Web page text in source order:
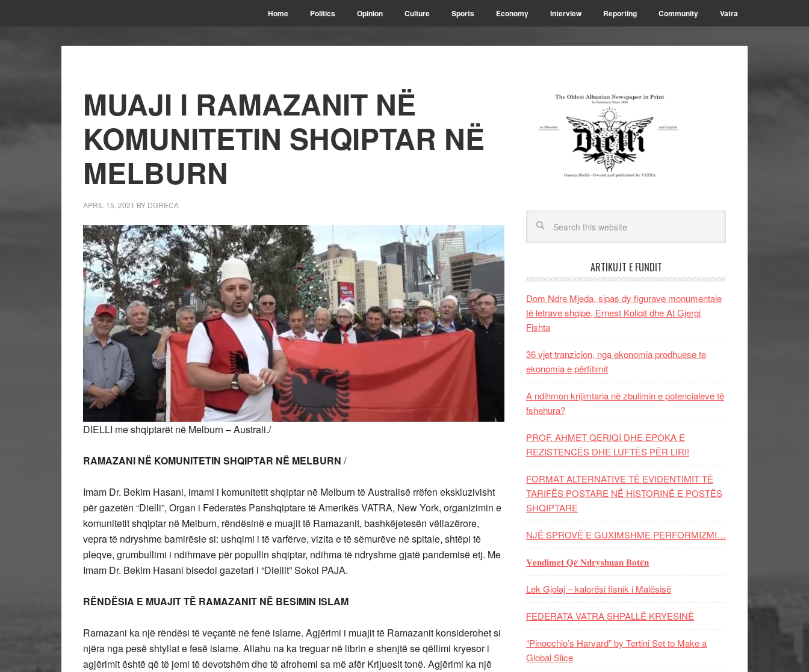
Home Politics Opinion Culture Sports Economy Interview Reporting Community Vatra
MUAJI I RAMAZANIT NË
KOMUNITETIN SHQIPTAR NË
MELBURN
APRIL 15, 2021 BY DGRECA
DIELLI me shqiptarët në Melburn – Australi./
RAMAZANI NË KOMUNITETIN SHQIPTAR NË MELBURN /
Imam Dr. Bekim Hasani, imami i komunitetit shqiptar në Melburn të Australisë rrëfen ekskluzivisht
për gazetën “Dielli”, Organ i Federatës Panshqiptare të Amerikës VATRA, New York, organizimin e
komunitetit shqiptar në Melburn, rëndësinë e muajit të Ramazanit, bashkëjetesën vëllazërore,
vepra të ndryshme bamirësie si: ushqimi i të varfërve, vizita e të sëmurëve në spitale, shtëpi të
pleqve, grumbullimi i ndihmave për popullin shqiptar, ndihma të ndryshme gjatë pandemisë etj. Me
Imam Dr. Bekim Hasani bisedoi gazetari i “Diellit” Sokol PAJA.
RËNDËSIA E MUAJIT TË RAMAZANIT NË BESIMIN ISLAM
Ramazani ka një rëndësi të veçantë në fenë islame. Agjërimi i muajit të Ramazanit konsiderohet si
njëra nga pesë shtyllat e fesë islame. Allahu na ka treguar në librin e shenjtë se qëllimi kryesor i
agjërimit është që të jemi të devotshëm dhe të afrohemi sa më afër Krijuesit tonë. Agjërimi ka një
ARTIKUJT E FUNDIT
Dom Ndre Mjeda, sipas dy figurave monumentale
të letrave shqipe, Ernest Koliqit dhe At Gjergj
Fishta
36 vjet tranzicion, nga ekonomia prodhuese te
ekonomia e përfitimit
A ndihmon krijimtaria në zbulimin e potencialeve të
fshehura?
PROF. AHMET QERIQI DHE EPOKA E
REZISTENCЁS DHE LUFTЁS PЁR LIRI!
FORMAT ALTERNATIVE TË EVIDENTIMIT TË
TARIFËS POSTARE NË HISTORINË E POSTËS
SHQIPTARE
NJË SPROVË E GUXIMSHME PERFORMIZMI…
𝐕𝐞𝐧𝐝𝐢𝐦𝐞𝐭 𝐐𝐞̈ 𝐍𝐝𝐫𝐲𝐬𝐡𝐮𝐚𝐧 𝐁𝐨𝐭𝐞̈𝐧
Lek Gjolaj – kalorësi fisnik i Malësisë
FEDERATA VATRA SHPALLË KRYESINË
“Pinocchio’s Harvard” by Tertini Set to Make a
Global Slice